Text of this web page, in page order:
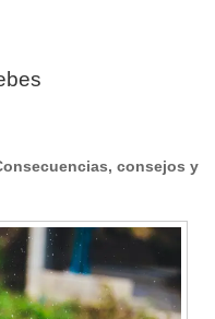
consejos y